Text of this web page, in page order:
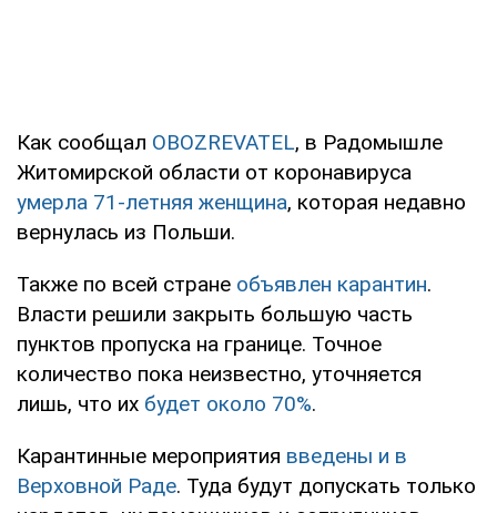
Как сообщал OBOZREVATEL, в Радомышле
Житомирской области от коронавируса
умерла 71-летняя женщина, которая недавно
вернулась из Польши.
Также по всей стране объявлен карантин.
Власти решили закрыть большую часть
пунктов пропуска на границе. Точное
количество пока неизвестно, уточняется
лишь, что их будет около 70%.
Карантинные мероприятия введены и в
Верховной Раде. Туда будут допускать только